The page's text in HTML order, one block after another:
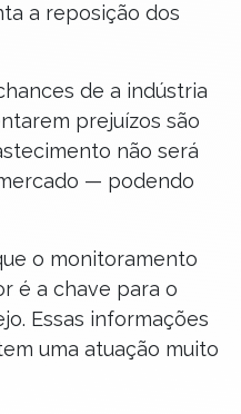
a reposição dos
de a indústria
prejuízos são
não será
— podendo
o monitoramento
é a chave para o
Essas informações
uma atuação muito